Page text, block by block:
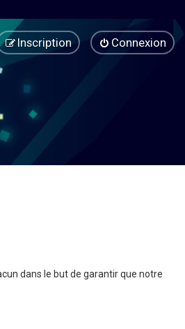
Connexion
Inscription
dans le but de garantir que notre